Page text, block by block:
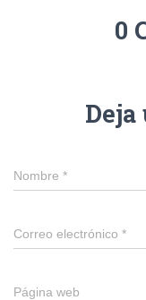
0
Nombre *
Correo electrónico *
Página web